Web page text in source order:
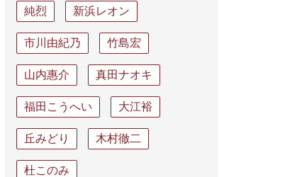
純烈 新浜レオン
市川由紀乃 竹島宏
山内惠介 真田ナオキ
福田こうへい 大江裕
丘みどり 木村徹二
杜このみ